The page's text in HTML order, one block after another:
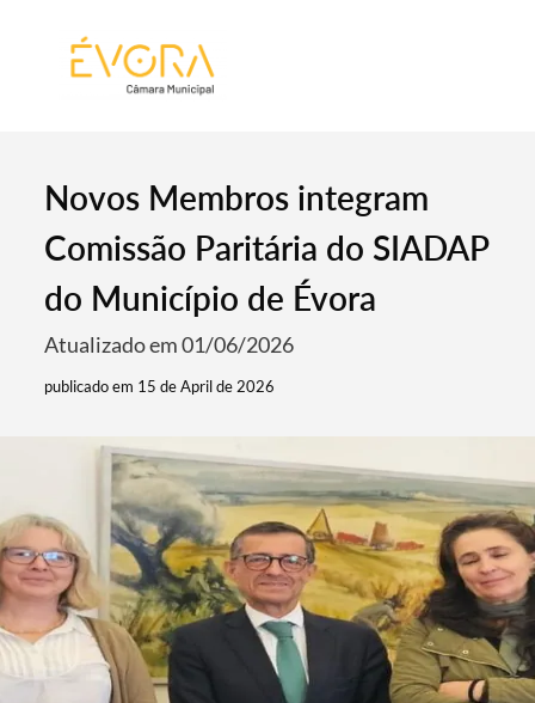
Novos Membros integram
Comissão Paritária do SIADAP
do Município de Évora
Atualizado em 01/06/2026
publicado em 15 de April de 2026